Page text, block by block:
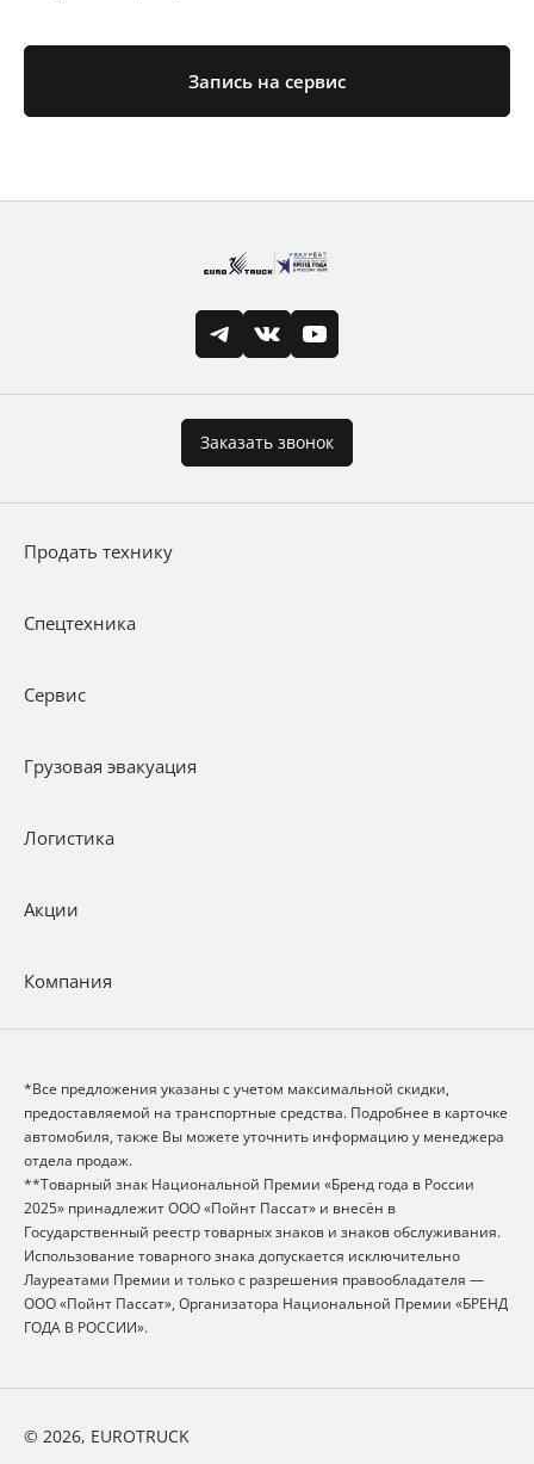
Запись на сервис
Заказать звонок
Продать технику
Спецтехника
Сервис
Грузовая эвакуация
Логистика
Акции
Компания
*Все предложения указаны с учетом максимальной скидки,
предоставляемой на транспортные средства. Подробнее в карточке
автомобиля, также Вы можете уточнить информацию у менеджера
отдела продаж.
**Товарный знак Национальной Премии «Бренд года в России
2025» принадлежит ООО «Пойнт Пассат» и внесён в
Государственный реестр товарных знаков и знаков обслуживания.
Использование товарного знака допускается исключительно
Лауреатами Премии и только с разрешения правообладателя —
ООО «Пойнт Пассат», Организатора Национальной Премии «БРЕНД
ГОДА В РОССИИ».
© 2026, EUROTRUCK